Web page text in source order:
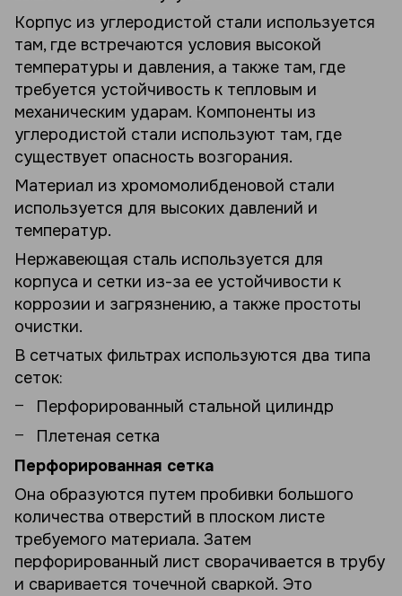
Корпус из углеродистой стали используется
там, где встречаются условия высокой
температуры и давления, а также там, где
требуется устойчивость к тепловым и
механическим ударам. Компоненты из
углеродистой стали используют там, где
существует опасность возгорания.
Материал из хромомолибденовой стали
используется для высоких давлений и
температур.
Нержавеющая сталь используется для
корпуса и сетки из-за ее устойчивости к
коррозии и загрязнению, а также простоты
очистки.
В сетчатых фильтрах используются два типа
сеток:
Перфорированный стальной цилиндр
Плетеная сетка
Перфорированная сетка
Она образуются путем пробивки большого
количества отверстий в плоском листе
требуемого материала. Затем
перфорированный лист сворачивается в трубу
и сваривается точечной сваркой. Это